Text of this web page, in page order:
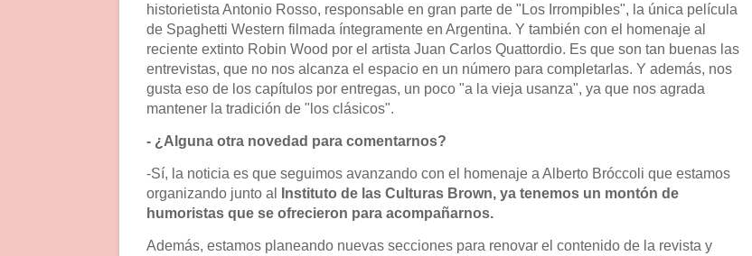
historietista Antonio Rosso, responsable en gran parte de "Los Irrompibles", la única película
de Spaghetti Western filmada íntegramente en Argentina. Y también con el homenaje al
reciente extinto Robin Wood por el artista Juan Carlos Quattordio. Es que son tan buenas las
entrevistas, que no nos alcanza el espacio en un número para completarlas. Y además, nos
gusta eso de los capítulos por entregas, un poco "a la vieja usanza", ya que nos agrada
mantener la tradición de "los clásicos".
- ¿Alguna otra novedad para comentarnos?
-Sí, la noticia es que seguimos avanzando con el homenaje a Alberto Bróccoli que estamos
organizando junto al
Instituto de las Culturas Brown, ya tenemos un montón de
humoristas que se ofrecieron para acompañarnos.
Además, estamos planeando nuevas secciones para renovar el contenido de la revista y